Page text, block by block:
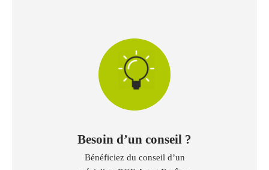
Besoin d’un conseil ?
Bénéficiez du conseil d’un